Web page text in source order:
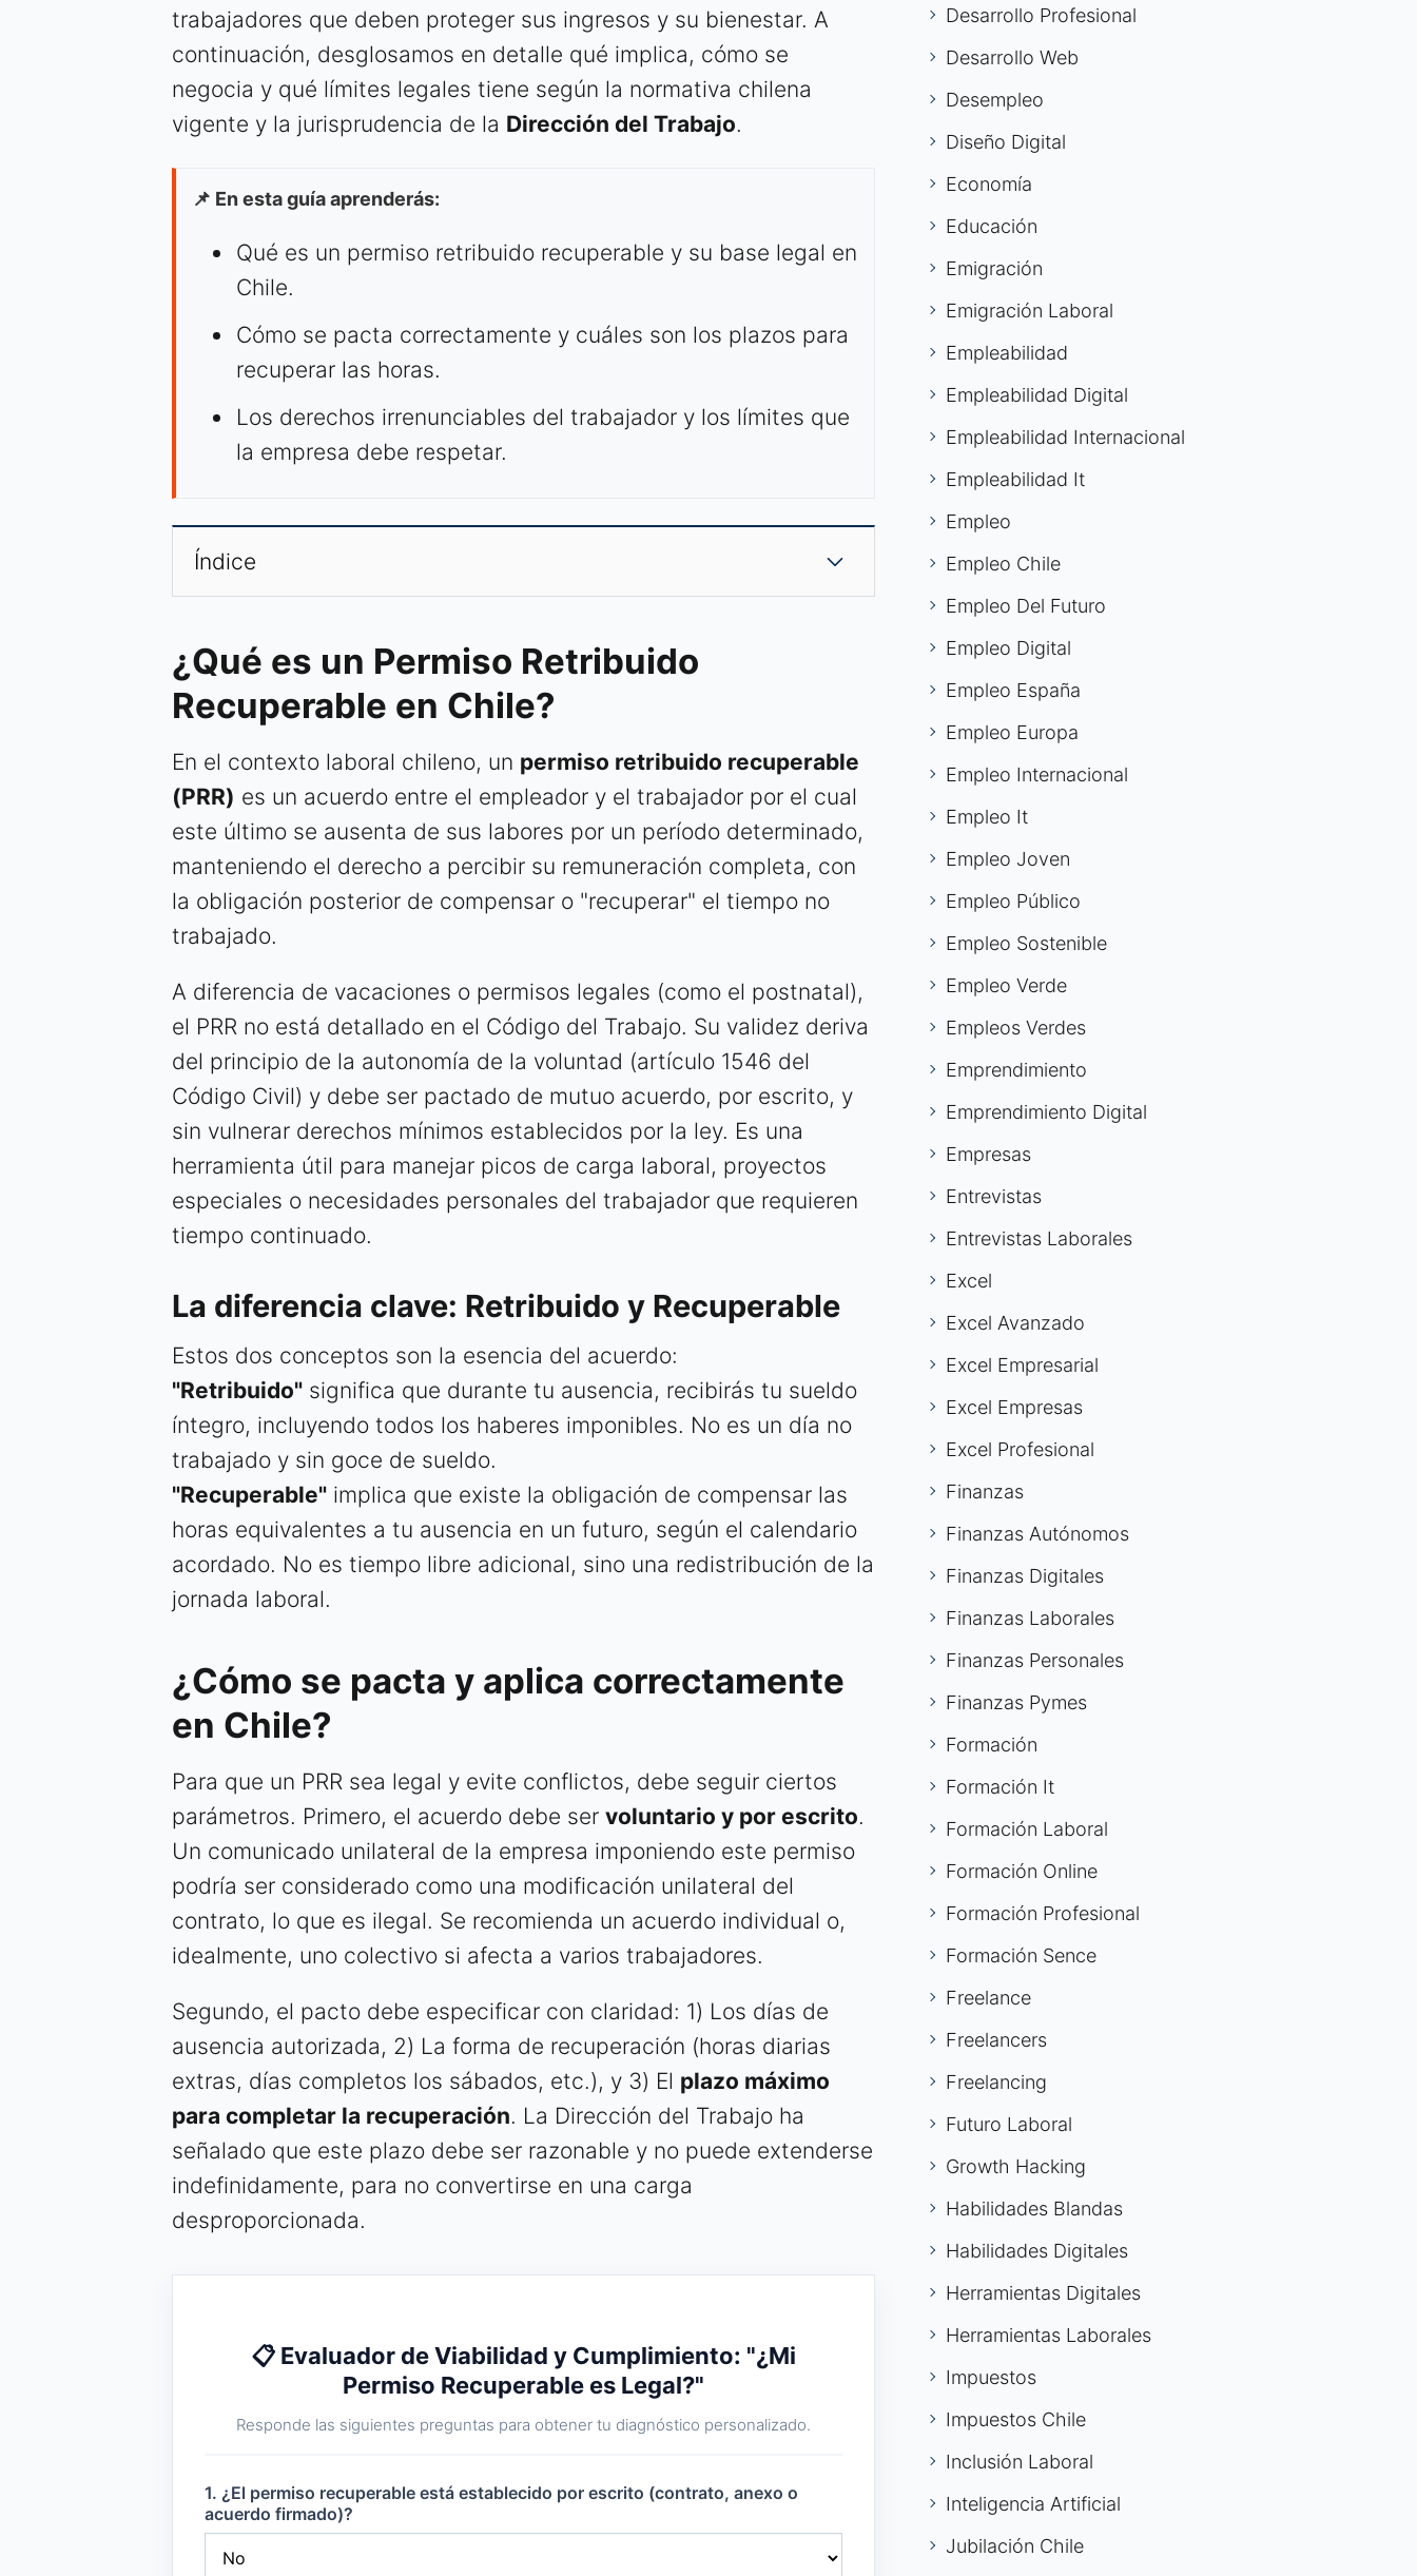
trabajadores que deben proteger sus ingresos y su bienestar. A
continuación, desglosamos en detalle qué implica, cómo se
negocia y qué límites legales tiene según la normativa chilena
vigente y la jurisprudencia de la Dirección del Trabajo.
📌 En esta guía aprenderás:
Qué es un permiso retribuido recuperable y su base legal en
Chile.
Cómo se pacta correctamente y cuáles son los plazos para
recuperar las horas.
Los derechos irrenunciables del trabajador y los límites que
la empresa debe respetar.
Índice
¿Qué es un Permiso Retribuido
Recuperable en Chile?
En el contexto laboral chileno, un permiso retribuido recuperable
(PRR) es un acuerdo entre el empleador y el trabajador por el cual
este último se ausenta de sus labores por un período determinado,
manteniendo el derecho a percibir su remuneración completa, con
la obligación posterior de compensar o "recuperar" el tiempo no
trabajado.
A diferencia de vacaciones o permisos legales (como el postnatal),
el PRR no está detallado en el Código del Trabajo. Su validez deriva
del principio de la autonomía de la voluntad (artículo 1546 del
Código Civil) y debe ser pactado de mutuo acuerdo, por escrito, y
sin vulnerar derechos mínimos establecidos por la ley. Es una
herramienta útil para manejar picos de carga laboral, proyectos
especiales o necesidades personales del trabajador que requieren
tiempo continuado.
La diferencia clave: Retribuido y Recuperable
Estos dos conceptos son la esencia del acuerdo:
"Retribuido" significa que durante tu ausencia, recibirás tu sueldo
íntegro, incluyendo todos los haberes imponibles. No es un día no
trabajado y sin goce de sueldo.
"Recuperable" implica que existe la obligación de compensar las
horas equivalentes a tu ausencia en un futuro, según el calendario
acordado. No es tiempo libre adicional, sino una redistribución de la
jornada laboral.
¿Cómo se pacta y aplica correctamente
en Chile?
Para que un PRR sea legal y evite conflictos, debe seguir ciertos
parámetros. Primero, el acuerdo debe ser voluntario y por escrito.
Un comunicado unilateral de la empresa imponiendo este permiso
podría ser considerado como una modificación unilateral del
contrato, lo que es ilegal. Se recomienda un acuerdo individual o,
idealmente, uno colectivo si afecta a varios trabajadores.
Segundo, el pacto debe especificar con claridad: 1) Los días de
ausencia autorizada, 2) La forma de recuperación (horas diarias
extras, días completos los sábados, etc.), y 3) El plazo máximo
para completar la recuperación. La Dirección del Trabajo ha
señalado que este plazo debe ser razonable y no puede extenderse
indefinidamente, para no convertirse en una carga
desproporcionada.
📋 Evaluador de Viabilidad y Cumplimiento: "¿Mi
Permiso Recuperable es Legal?"
Responde las siguientes preguntas para obtener tu diagnóstico personalizado.
1. ¿El permiso recuperable está establecido por escrito (contrato, anexo o
acuerdo firmado)?
Desarrollo Profesional
Desarrollo Web
Desempleo
Diseño Digital
Economía
Educación
Emigración
Emigración Laboral
Empleabilidad
Empleabilidad Digital
Empleabilidad Internacional
Empleabilidad It
Empleo
Empleo Chile
Empleo Del Futuro
Empleo Digital
Empleo España
Empleo Europa
Empleo Internacional
Empleo It
Empleo Joven
Empleo Público
Empleo Sostenible
Empleo Verde
Empleos Verdes
Emprendimiento
Emprendimiento Digital
Empresas
Entrevistas
Entrevistas Laborales
Excel
Excel Avanzado
Excel Empresarial
Excel Empresas
Excel Profesional
Finanzas
Finanzas Autónomos
Finanzas Digitales
Finanzas Laborales
Finanzas Personales
Finanzas Pymes
Formación
Formación It
Formación Laboral
Formación Online
Formación Profesional
Formación Sence
Freelance
Freelancers
Freelancing
Futuro Laboral
Growth Hacking
Habilidades Blandas
Habilidades Digitales
Herramientas Digitales
Herramientas Laborales
Impuestos
Impuestos Chile
Inclusión Laboral
Inteligencia Artificial
Jubilación Chile